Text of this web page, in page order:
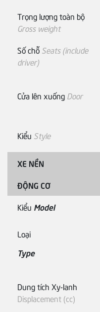
Trọng lượng toàn bộ
Gross weight
Số chỗ Seats (include
driver)
Cửa lên xuống Door
Kiểu Style
XE NỀN
ĐỘNG CƠ
Kiểu Model
Loại
Type
Dung tích Xy-lanh
Displacement (cc)